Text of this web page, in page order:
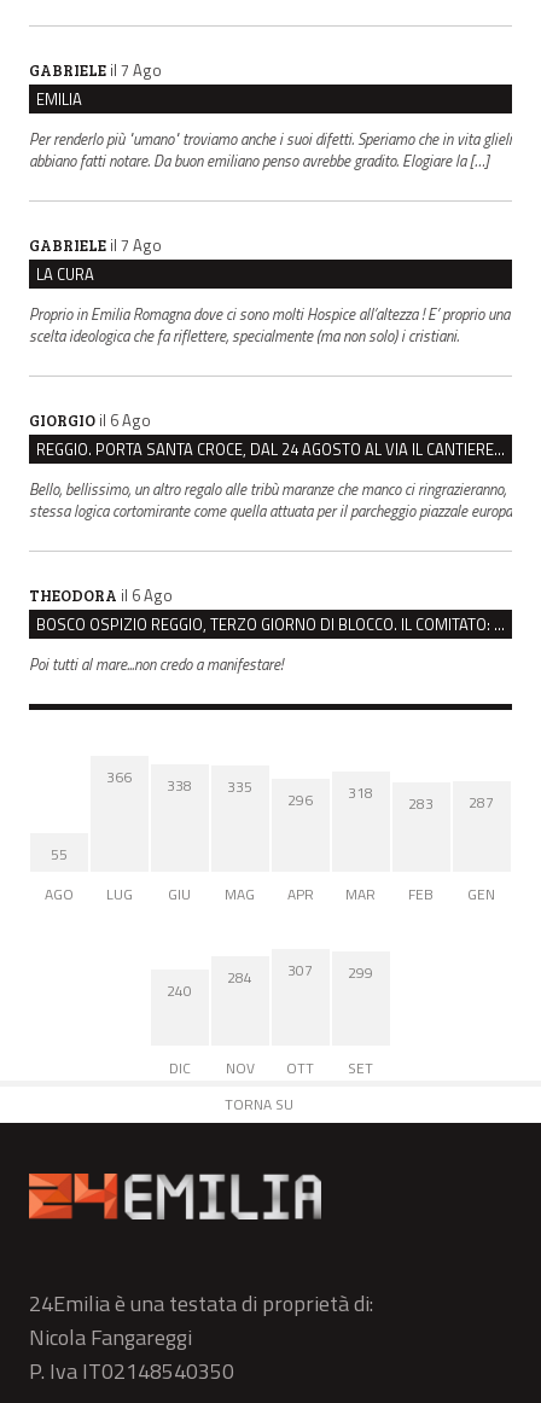
GABRIELE il 7 Ago
EMILIA
Per renderlo più "umano" troviamo anche i suoi difetti. Speriamo che in vita glieli
abbiano fatti notare. Da buon emiliano penso avrebbe gradito. Elogiare la […]
GABRIELE il 7 Ago
LA CURA
Proprio in Emilia Romagna dove ci sono molti Hospice all’altezza ! E’ proprio una
scelta ideologica che fa riflettere, specialmente (ma non solo) i cristiani.
GIORGIO il 6 Ago
REGGIO. PORTA SANTA CROCE, DAL 24 AGOSTO AL VIA IL CANTIERE PER IL NUOVO COLLETTORE FOGNARIO
Bello, bellissimo, un altro regalo alle tribù maranze che manco ci ringrazieranno,
stessa logica cortomirante come quella attuata per il parcheggio piazzale europa
THEODORA il 6 Ago
BOSCO OSPIZIO REGGIO, TERZO GIORNO DI BLOCCO. IL COMITATO: “PRESIDIO FINO A VENERDÌ”
Poi tutti al mare...non credo a manifestare!
55
AGO
366
LUG
338
GIU
335
MAG
296
APR
318
MAR
283
FEB
287
GEN
240
DIC
284
NOV
307
OTT
299
SET
TORNA SU
24Emilia è una testata di proprietà di:
Nicola Fangareggi
P. Iva IT02148540350